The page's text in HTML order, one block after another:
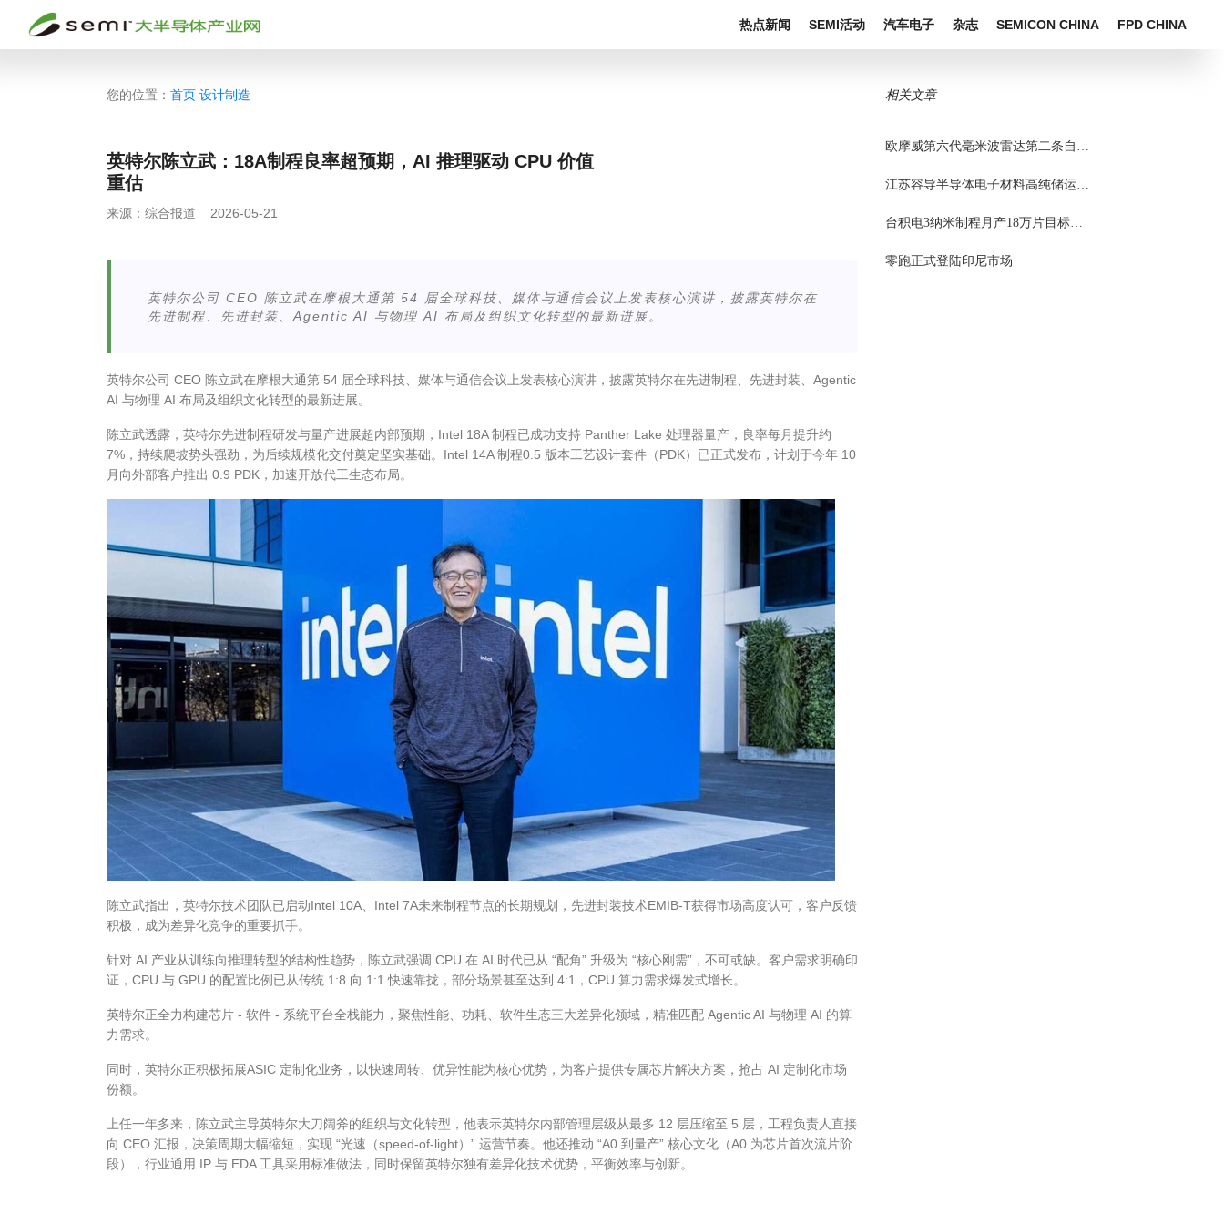
热点新闻 SEMI活动 汽车电子 杂志 SEMICON CHINA FPD CHINA
您的位置： 首页 设计制造
英特尔陈立武：18A制程良率超预期，AI 推理驱动 CPU 价值
重估
来源： 综合报道 2026-05-21
英特尔公司 CEO 陈立武在摩根大通第 54 届全球科技、媒体与通信会议上发表核心演讲，披露英特尔在
先进制程、先进封装、Agentic AI 与物理 AI 布局及组织文化转型的最新进展。
英特尔公司 CEO 陈立武在摩根大通第 54 届全球科技、媒体与通信会议上发表核心演讲，披露英特尔在先进制程、先进封装、Agentic
AI 与物理 AI 布局及组织文化转型的最新进展。
陈立武透露，英特尔先进制程研发与量产进展超内部预期，Intel 18A 制程已成功支持 Panther Lake 处理器量产，良率每月提升约
7%，持续爬坡势头强劲，为后续规模化交付奠定坚实基础。Intel 14A 制程0.5 版本工艺设计套件（PDK）已正式发布，计划于今年 10
月向外部客户推出 0.9 PDK，加速开放代工生态布局。
陈立武指出，英特尔技术团队已启动Intel 10A、Intel 7A未来制程节点的长期规划，先进封装技术EMIB-T获得市场高度认可，客户反馈
积极，成为差异化竞争的重要抓手。
针对 AI 产业从训练向推理转型的结构性趋势，陈立武强调 CPU 在 AI 时代已从 “配角” 升级为 “核心刚需”，不可或缺。客户需求明确印
证，CPU 与 GPU 的配置比例已从传统 1:8 向 1:1 快速靠拢，部分场景甚至达到 4:1，CPU 算力需求爆发式增长。
英特尔正全力构建芯片 - 软件 - 系统平台全栈能力，聚焦性能、功耗、软件生态三大差异化领域，精准匹配 Agentic AI 与物理 AI 的算
力需求。
同时，英特尔正积极拓展ASIC 定制化业务，以快速周转、优异性能为核心优势，为客户提供专属芯片解决方案，抢占 AI 定制化市场
份额。
上任一年多来，陈立武主导英特尔大刀阔斧的组织与文化转型，他表示英特尔内部管理层级从最多 12 层压缩至 5 层，工程负责人直接
向 CEO 汇报，决策周期大幅缩短，实现 “光速（speed-of-light）” 运营节奏。他还推动 “A0 到量产” 核心文化（A0 为芯片首次流片阶
段），行业通用 IP 与 EDA 工具采用标准做法，同时保留英特尔独有差异化技术优势，平衡效率与创新。
相关文章
欧摩威第六代毫米波雷达第二条自研产线正式投产
江苏容导半导体电子材料高纯储运装备项目预计今年三季度投入运营
台积电3纳米制程月产18万片目标有望提前达成
零跑正式登陆印尼市场